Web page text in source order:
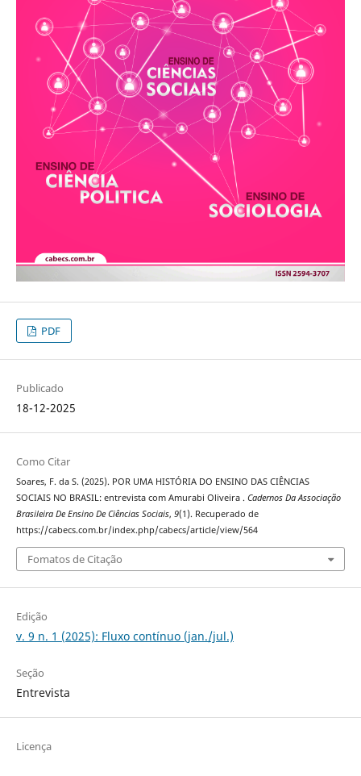
PDF
Publicado
18-12-2025
Como Citar
Soares, F. da S. (2025). POR UMA HISTÓRIA DO ENSINO DAS CIÊNCIAS
SOCIAIS NO BRASIL: entrevista com Amurabi Oliveira . Cadernos Da Associação
Brasileira De Ensino De Ciências Sociais, 9(1). Recuperado de
https://cabecs.com.br/index.php/cabecs/article/view/564
Fomatos de Citação
Edição
v. 9 n. 1 (2025): Fluxo contínuo (jan./jul.)
Seção
Entrevista
Licença